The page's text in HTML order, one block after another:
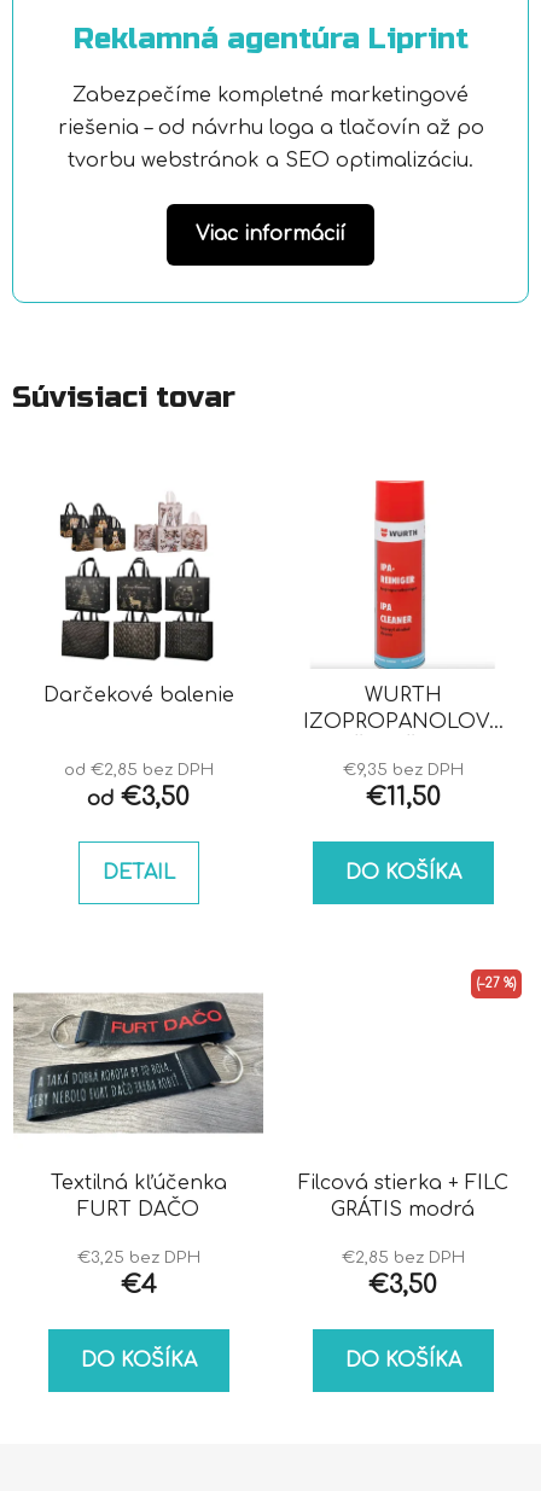
Reklamná agentúra Liprint
Zabezpečíme kompletné marketingové
riešenia – od návrhu loga a tlačovín až po
tvorbu webstránok a SEO optimalizáciu.
Viac informácií
Súvisiaci tovar
Darčekové balenie
od €2,85 bez DPH
od €3,50
DETAIL
WURTH
IZOPROPANOLOVÝ
€9,35 bez DPH
€11,50
DO KOŠÍKA
Textilná kľúčenka
FURT DAČO
€3,25 bez DPH
€4
DO KOŠÍKA
Filcová stierka + FILC
GRÁTIS modrá
€2,85 bez DPH
€3,50
(–27 %)
DO KOŠÍKA